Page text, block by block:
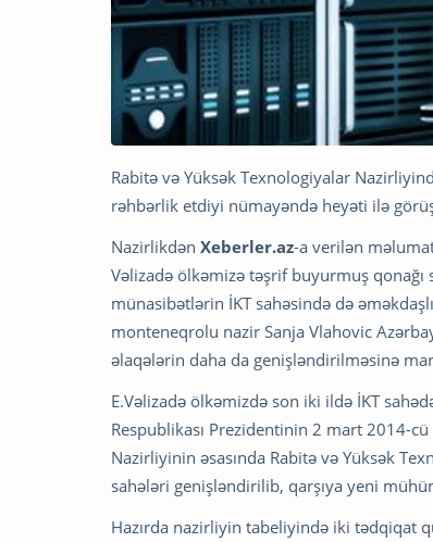
Rabitə və Yüksək Texnologiyalar
rəhbərlik etdiyi nümayəndə heyəti ilə
Nazirlikdən Xeberler.az-a verilən
Vəlizadə ölkəmizə təşrif buyurmuş
münasibətlərin İKT sahəsində də
monteneqrolu nazir Sanja Vlahovic
əlaqələrin daha da genişləndirilməsinə
E.Vəlizadə ölkəmizdə son iki ildə İKT
Respublikası Prezidentinin 2 mart 2014-
Nazirliyinin əsasında Rabitə və Yüksək
sahələri genişləndirilib, qarşıya yeni
Hazırda nazirliyin tabeliyində iki tədqiqat